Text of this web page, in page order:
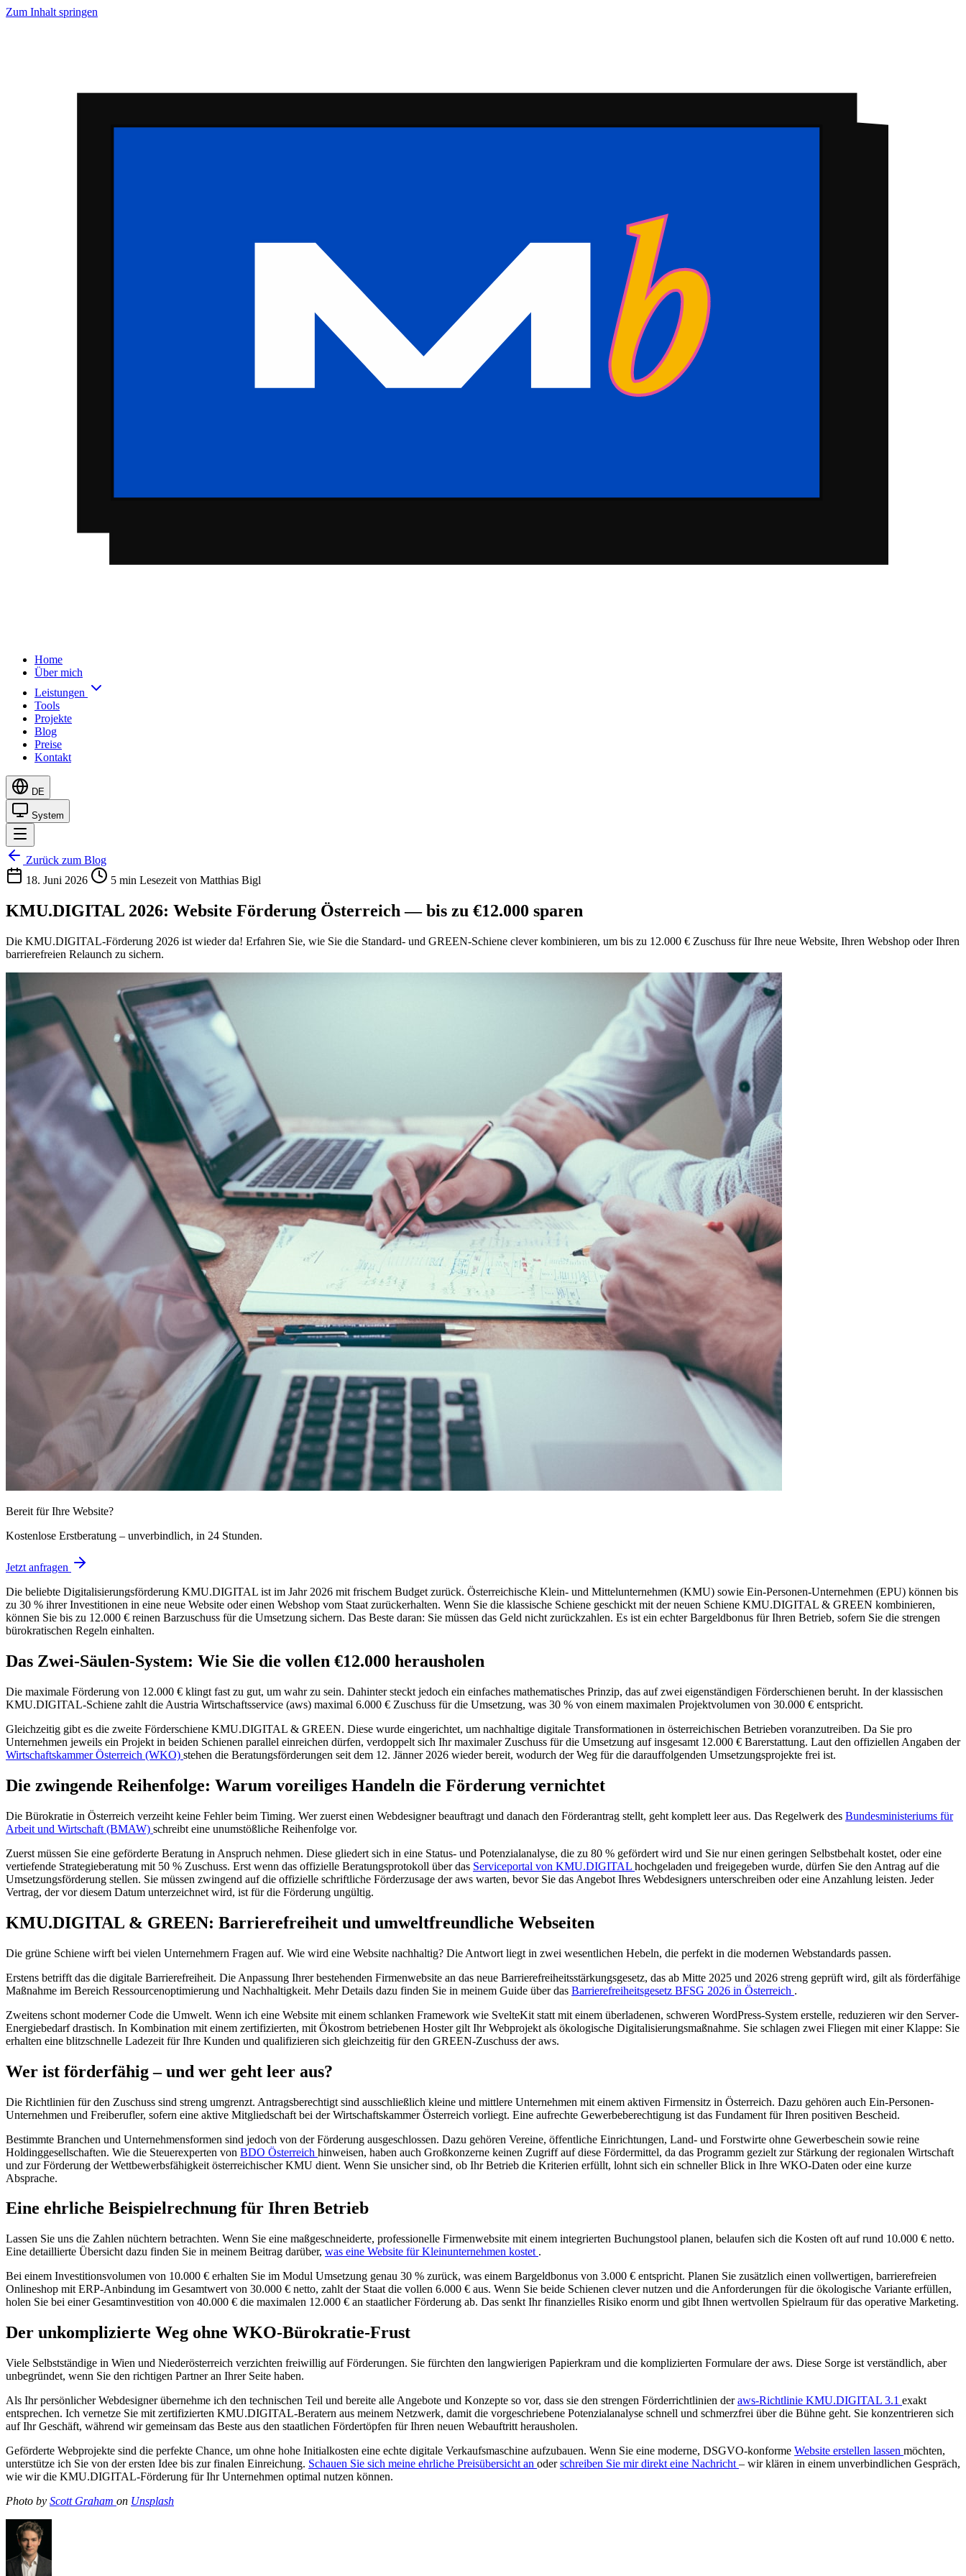
Zum Inhalt springen
Home
Über mich
Leistungen
Tools
Projekte
Blog
Preise
Kontakt
DE
System
Zurück zum Blog
18. Juni 2026
5 min Lesezeit von Matthias Bigl
KMU.DIGITAL 2026: Website Förderung Österreich — bis zu €12.000 sparen
Die KMU.DIGITAL-Förderung 2026 ist wieder da! Erfahren Sie, wie Sie die Standard- und GREEN-Schiene clever kombinieren, um bis zu 12.000 € Zuschuss für Ihre neue Website, Ihren Webshop oder Ihren
barrierefreien Relaunch zu sichern.
Bereit für Ihre Website?
Kostenlose Erstberatung – unverbindlich, in 24 Stunden.
Jetzt anfragen
Die beliebte Digitalisierungsförderung KMU.DIGITAL ist im Jahr 2026 mit frischem Budget zurück. Österreichische Klein- und Mittelunternehmen (KMU) sowie Ein-Personen-Unternehmen (EPU) können bis
zu 30 % ihrer Investitionen in eine neue Website oder einen Webshop vom Staat zurückerhalten. Wenn Sie die klassische Schiene geschickt mit der neuen Schiene KMU.DIGITAL & GREEN kombinieren,
können Sie bis zu 12.000 € reinen Barzuschuss für die Umsetzung sichern. Das Beste daran: Sie müssen das Geld nicht zurückzahlen. Es ist ein echter Bargeldbonus für Ihren Betrieb, sofern Sie die strengen
bürokratischen Regeln einhalten.
Das Zwei-Säulen-System: Wie Sie die vollen €12.000 herausholen
Die maximale Förderung von 12.000 € klingt fast zu gut, um wahr zu sein. Dahinter steckt jedoch ein einfaches mathematisches Prinzip, das auf zwei eigenständigen Förderschienen beruht. In der klassischen
KMU.DIGITAL-Schiene zahlt die Austria Wirtschaftsservice (aws) maximal 6.000 € Zuschuss für die Umsetzung, was 30 % von einem maximalen Projektvolumen von 30.000 € entspricht.
Gleichzeitig gibt es die zweite Förderschiene KMU.DIGITAL & GREEN. Diese wurde eingerichtet, um nachhaltige digitale Transformationen in österreichischen Betrieben voranzutreiben. Da Sie pro
Unternehmen jeweils ein Projekt in beiden Schienen parallel einreichen dürfen, verdoppelt sich Ihr maximaler Zuschuss für die Umsetzung auf insgesamt 12.000 € Barerstattung. Laut den offiziellen Angaben der
Wirtschaftskammer Österreich (WKO) stehen die Beratungsförderungen seit dem 12. Jänner 2026 wieder bereit, wodurch der Weg für die darauffolgenden Umsetzungsprojekte frei ist.
Die zwingende Reihenfolge: Warum voreiliges Handeln die Förderung vernichtet
Die Bürokratie in Österreich verzeiht keine Fehler beim Timing. Wer zuerst einen Webdesigner beauftragt und danach den Förderantrag stellt, geht komplett leer aus. Das Regelwerk des Bundesministeriums für
Arbeit und Wirtschaft (BMAW) schreibt eine unumstößliche Reihenfolge vor.
Zuerst müssen Sie eine geförderte Beratung in Anspruch nehmen. Diese gliedert sich in eine Status- und Potenzialanalyse, die zu 80 % gefördert wird und Sie nur einen geringen Selbstbehalt kostet, oder eine
vertiefende Strategieberatung mit 50 % Zuschuss. Erst wenn das offizielle Beratungsprotokoll über das Serviceportal von KMU.DIGITAL hochgeladen und freigegeben wurde, dürfen Sie den Antrag auf die
Umsetzungsförderung stellen. Sie müssen zwingend auf die offizielle schriftliche Förderzusage der aws warten, bevor Sie das Angebot Ihres Webdesigners unterschreiben oder eine Anzahlung leisten. Jeder
Vertrag, der vor diesem Datum unterzeichnet wird, ist für die Förderung ungültig.
KMU.DIGITAL & GREEN: Barrierefreiheit und umweltfreundliche Webseiten
Die grüne Schiene wirft bei vielen Unternehmern Fragen auf. Wie wird eine Website nachhaltig? Die Antwort liegt in zwei wesentlichen Hebeln, die perfekt in die modernen Webstandards passen.
Erstens betrifft das die digitale Barrierefreiheit. Die Anpassung Ihrer bestehenden Firmenwebsite an das neue Barrierefreiheitsstärkungsgesetz, das ab Mitte 2025 und 2026 streng geprüft wird, gilt als förderfähige
Maßnahme im Bereich Ressourcenoptimierung und Nachhaltigkeit. Mehr Details dazu finden Sie in meinem Guide über das Barrierefreiheitsgesetz BFSG 2026 in Österreich .
Zweitens schont moderner Code die Umwelt. Wenn ich eine Website mit einem schlanken Framework wie SvelteKit statt mit einem überladenen, schweren WordPress-System erstelle, reduzieren wir den Server-
Energiebedarf drastisch. In Kombination mit einem zertifizierten, mit Ökostrom betriebenen Hoster gilt Ihr Webprojekt als ökologische Digitalisierungsmaßnahme. Sie schlagen zwei Fliegen mit einer Klappe: Sie
erhalten eine blitzschnelle Ladezeit für Ihre Kunden und qualifizieren sich gleichzeitig für den GREEN-Zuschuss der aws.
Wer ist förderfähig – und wer geht leer aus?
Die Richtlinien für den Zuschuss sind streng umgrenzt. Antragsberechtigt sind ausschließlich kleine und mittlere Unternehmen mit einem aktiven Firmensitz in Österreich. Dazu gehören auch Ein-Personen-
Unternehmen und Freiberufler, sofern eine aktive Mitgliedschaft bei der Wirtschaftskammer Österreich vorliegt. Eine aufrechte Gewerbeberechtigung ist das Fundament für Ihren positiven Bescheid.
Bestimmte Branchen und Unternehmensformen sind jedoch von der Förderung ausgeschlossen. Dazu gehören Vereine, öffentliche Einrichtungen, Land- und Forstwirte ohne Gewerbeschein sowie reine
Holdinggesellschaften. Wie die Steuerexperten von BDO Österreich hinweisen, haben auch Großkonzerne keinen Zugriff auf diese Fördermittel, da das Programm gezielt zur Stärkung der regionalen Wirtschaft
und zur Förderung der Wettbewerbsfähigkeit österreichischer KMU dient. Wenn Sie unsicher sind, ob Ihr Betrieb die Kriterien erfüllt, lohnt sich ein schneller Blick in Ihre WKO-Daten oder eine kurze
Absprache.
Eine ehrliche Beispielrechnung für Ihren Betrieb
Lassen Sie uns die Zahlen nüchtern betrachten. Wenn Sie eine maßgeschneiderte, professionelle Firmenwebsite mit einem integrierten Buchungstool planen, belaufen sich die Kosten oft auf rund 10.000 € netto.
Eine detaillierte Übersicht dazu finden Sie in meinem Beitrag darüber, was eine Website für Kleinunternehmen kostet .
Bei einem Investitionsvolumen von 10.000 € erhalten Sie im Modul Umsetzung genau 30 % zurück, was einem Bargeldbonus von 3.000 € entspricht. Planen Sie zusätzlich einen vollwertigen, barrierefreien
Onlineshop mit ERP-Anbindung im Gesamtwert von 30.000 € netto, zahlt der Staat die vollen 6.000 € aus. Wenn Sie beide Schienen clever nutzen und die Anforderungen für die ökologische Variante erfüllen,
holen Sie bei einer Gesamtinvestition von 40.000 € die maximalen 12.000 € an staatlicher Förderung ab. Das senkt Ihr finanzielles Risiko enorm und gibt Ihnen wertvollen Spielraum für das operative Marketing.
Der unkomplizierte Weg ohne WKO-Bürokratie-Frust
Viele Selbstständige in Wien und Niederösterreich verzichten freiwillig auf Förderungen. Sie fürchten den langwierigen Papierkram und die komplizierten Formulare der aws. Diese Sorge ist verständlich, aber
unbegründet, wenn Sie den richtigen Partner an Ihrer Seite haben.
Als Ihr persönlicher Webdesigner übernehme ich den technischen Teil und bereite alle Angebote und Konzepte so vor, dass sie den strengen Förderrichtlinien deraws-Richtlinie KMU.DIGITAL 3.1 exakt
entsprechen. Ich vernetze Sie mit zertifizierten KMU.DIGITAL-Beratern aus meinem Netzwerk, damit die vorgeschriebene Potenzialanalyse schnell und schmerzfrei über die Bühne geht. Sie konzentrieren sich
auf Ihr Geschäft, während wir gemeinsam das Beste aus den staatlichen Fördertöpfen für Ihren neuen Webauftritt herausholen.
Geförderte Webprojekte sind die perfekte Chance, um ohne hohe Initialkosten eine echte digitale Verkaufsmaschine aufzubauen. Wenn Sie eine moderne, DSGVO-konforme Website erstellen lassen möchten,
unterstütze ich Sie von der ersten Idee bis zur finalen Einreichung. Schauen Sie sich meine ehrliche Preisübersicht an oderschreiben Sie mir direkt eine Nachricht – wir klären in einem unverbindlichen Gespräch,
wie wir die KMU.DIGITAL-Förderung für Ihr Unternehmen optimal nutzen können.
Photo by Scott Graham on Unsplash